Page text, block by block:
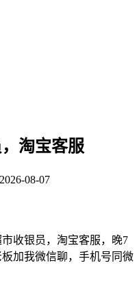
淘宝客服
08-07
收银员，淘宝客服，晚7
加我微信聊，手机号同微